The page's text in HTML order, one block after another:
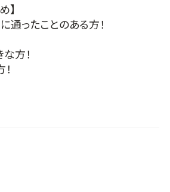
】
通ったことのある方！
方！